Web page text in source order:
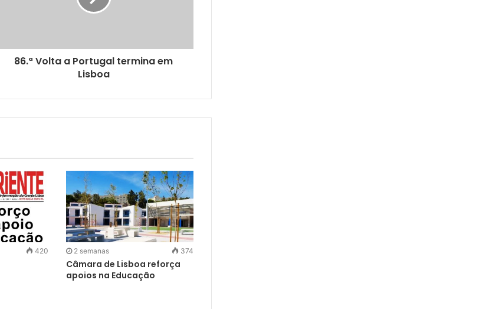
86.ª Volta a Portugal termina em
Lisboa
420 2 semanas 374
Câmara de Lisboa reforça
apoios na Educação